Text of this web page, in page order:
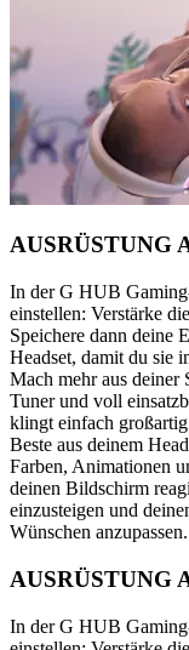
AUSRÜSTUNG
In der G HUB
einstellen: Verstärke
Speichere dann deine
Headset, damit du sie
Mach mehr aus
Tuner und voll
klingt einfach
Beste aus deinem
Farben, Animationen
deinen Bildschirm
einzusteigen und
Wünschen anzupassen.
AUSRÜSTUNG
In der G HUB